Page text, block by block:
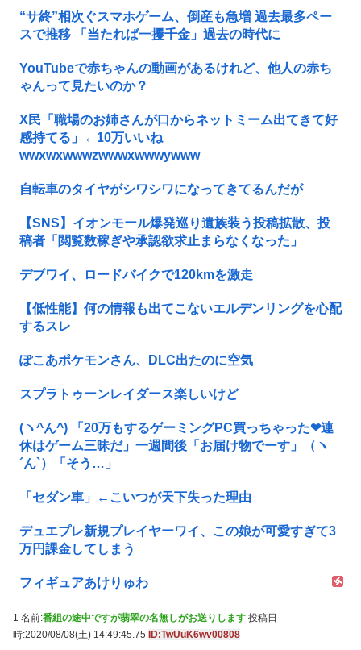
“サ終”相次ぐスマホゲーム、倒産も急増 過去最多ペー
スで推移 「当たれば一攫千金」過去の時代に
YouTubeで赤ちゃんの動画があるけれど、他人の赤ち
ゃんって見たいのか？
X民「職場のお姉さんが口からネットミーム出てきて好
感持てる」←10万いいね
wwxwxwwwzwwwxwwwywww
自転車のタイヤがシワシワになってきてるんだが
【SNS】イオンモール爆発巡り遺族装う投稿拡散、投
稿者「閲覧数稼ぎや承認欲求止まらなくなった」
デブワイ、ロードバイクで120kmを激走
【低性能】何の情報も出てこないエルデンリングを心配
するスレ
ぽこあポケモンさん、DLC出たのに空気
スプラトゥーンレイダース楽しいけど
(ヽ^ん^) 「20万もするゲーミングPC買っちゃった❤連
休はゲーム三昧だ」一週間後「お届け物でーす」（ヽ
´ん`）「そう…」
「セダン車」←こいつが天下失った理由
デュエプレ新規プレイヤーワイ、この娘が可愛すぎて3
万円課金してしまう
フィギュアあけりゅわ
1 名前:番組の途中ですが翡翠の名無しがお送りします 投稿日
時:2020/08/08(土) 14:49:45.75
ID:TwUuK6wv00808